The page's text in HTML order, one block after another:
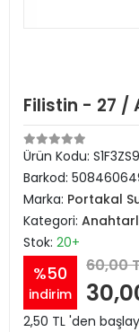
Filistin - 27 /
Ürün Kodu:
Barkod:
Marka: Portakal
Kategori:
Stok: 20+
%50
indirim
60,00
2,50 TL 'den